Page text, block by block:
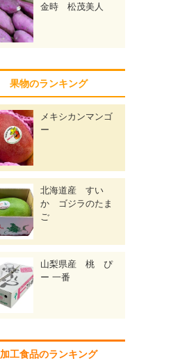
金時 松茂美人
果物のランキング
メキシカンマンゴ
ー
北海道産 すい
か ゴジラのたま
ご
山梨県産 桃 ぴ
ー 一番
加工食品のランキング